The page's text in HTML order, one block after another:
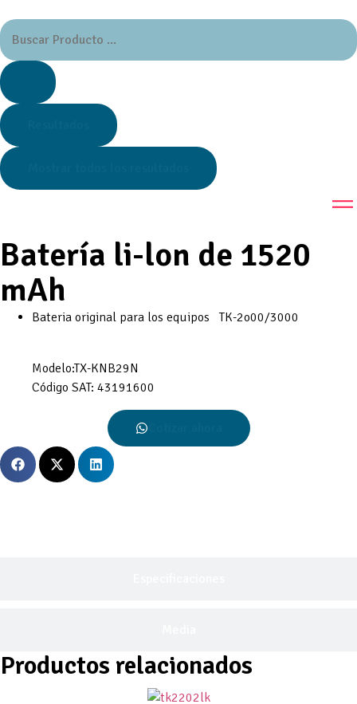
Batería li-lon de 1520
mAh
Bateria original para los equipos TK-2o00/3000
Modelo:TX-KNB29N
Código SAT: 43191600
Productos relacionados